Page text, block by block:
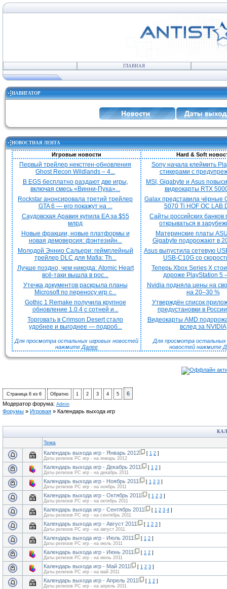
ГЛАВНАЯ
НАВИГАТОР
НОВОСТНАЯ ЛЕНТА
Игровые новости Hard & Soft
Первый трейлер некстген-обновления
Ghost Recon Wildlands – 4...
В EGS бесплатно раздают две игры,
включая смесь «Винни-Пуха»...
Rockstar анонсировала третий трейлер
GTA 6 — его покажут на ...
Саудовская Аравия купила EA за $55
млрд
Новые фракции, новые платформы и
новая демоверсия: фэнтезийн...
Молодой Эннио Сальери: геймплейный
трейлер DLC для Mafia: Th...
Лучше поздно, чем никогда: Atomic Heart
всё-таки вышла в рос...
Утечка документов раскрыла планы
Microsoft по переносу игр с...
Gothic 1 Remake получила крупное
обновление 1.0.4 с сотней и...
Торговать в Crimson Desert стало
удобнее и выгоднее — подроб...
Для просмотра остальных игровых новостей
нажмите Далее
Sony начала клеймить
стикерами с
MSI, Gigabyte и Asus
видеокарты RTX
Galax представила чёрные
5070 Ti HOF OC LAB
Сайты российских банков
открываться в
Материнские платы
Gigabyte подорожают в
Asus выпустила сетевую
USB-C10G со
Теперь Xbox Series X
дороже PlayStation 5
Nvidia подняла цены на
на 20–30 %
Утверждён список
предустановки в
Видеокарты AMD
вслед за NVIDIA
Для просмотра остальных
новостей нажмите
Страница 6 из 6 Обратно 1 2 3 4 5
6
Модератор форума: Admin
Форумы » Игровая » Календарь выхода игр
Тема
Календарь выхода игр - Январь 2012 [ 1 2 ]
Даты релизов PC игр - на январь 2012
Календарь выхода игр - Декабрь 2011 [ 1 2 ]
Даты релизов PC игр - на декабрь 2011
Календарь выхода игр - Ноябрь 2011 [ 1 2 3 ]
Даты релизов PC игр - на ноябрь 2011
Календарь выхода игр - Октябрь 2011 [ 1 2 3 ]
Даты релизов PC игр - на октябрь 2011
Календарь выхода игр - Сентябрь 2011 [ 1 2 3 4 ]
Даты релизов PC игр - на сентябрь 2011
Календарь выхода игр - Август 2011 [ 1 2 3 ]
Даты релизов PC игр - на август 2011
Календарь выхода игр - Июль 2011 [ 1 2 ]
Даты релизов PC игр - на июль 2011
Календарь выхода игр - Июнь 2011 [ 1 2 ]
Даты релизов PC игр - на июнь 2011
Календарь выхода игр - Май 2011 [ 1 2 3 ]
Даты релизов PC игр - на май 2011
Календарь выхода игр - Апрель 2011 [ 1 2 ]
Даты релизов PC игр - на апрель 2011